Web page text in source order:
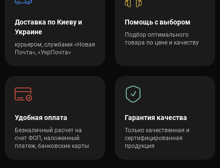
Доставка по Киеву и
Украине
курьером, службами «Новая
Почта», «УкрПочта»
Помощь с выбором
Подбор оптимального
товара по цене и качеству
Удобная оплата
Безналичный расчет на
счет ФОП, наложенный
платеж, банковские карты
Гарантия качества
Только качественная и
сертифицированная
продукция